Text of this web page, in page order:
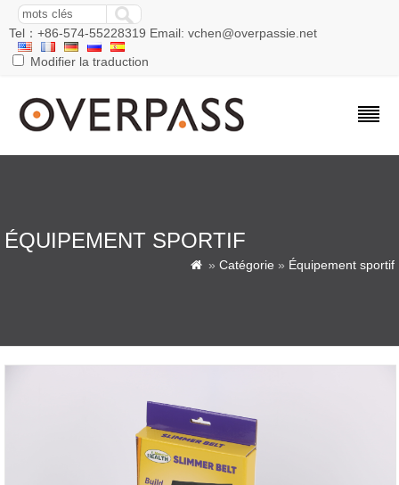
Tel：+86-574-55228319 Email: vchen@overpassie.net
Modifier la traduction
ÉQUIPEMENT SPORTIF
 » Catégorie » Équipement sportif